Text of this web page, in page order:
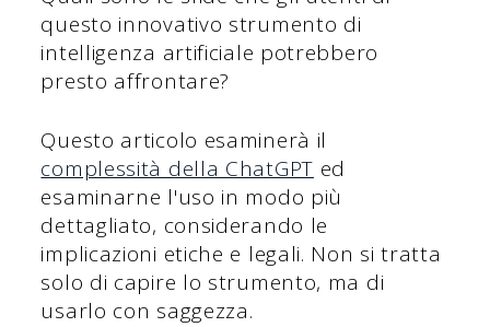
questo innovativo strumento di
intelligenza artificiale potrebbero
presto affrontare?
Questo articolo esaminerà il
complessità della ChatGPT ed
esaminarne l'uso in modo più
dettagliato, considerando le
implicazioni etiche e legali. Non si tratta
solo di capire lo strumento, ma di
usarlo con saggezza.